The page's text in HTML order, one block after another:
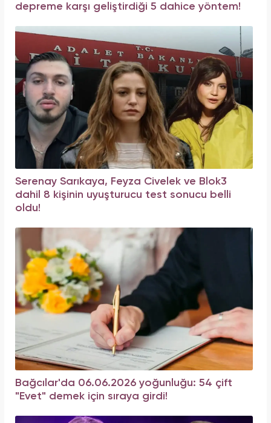
depreme karşı geliştirdiği 5 dahice yöntem!
Serenay Sarıkaya, Feyza Civelek ve Blok3
dahil 8 kişinin uyuşturucu test sonucu belli
oldu!
Bağcılar'da 06.06.2026 yoğunluğu: 54 çift
"Evet" demek için sıraya girdi!